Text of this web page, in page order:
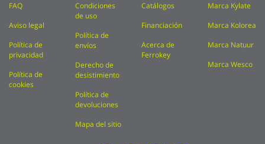
FAQ
Aviso legal
Política de
privacidad
Política de
cookies
Condiciones
de uso
Política de
envíos
Derecho de
desistimiento
Política de
devoluciones
Mapa del sitio
Catálogos
Financiación
Acerca de
Ferrokey
Marca Kylate
Marca Kolorea
Marca Natuur
Marca Wesco